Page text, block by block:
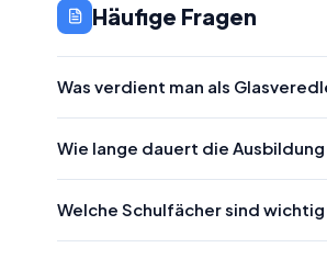
Häufige Fragen
Was verdient man als
Wie lange dauert die
Welche Schulfächer sind